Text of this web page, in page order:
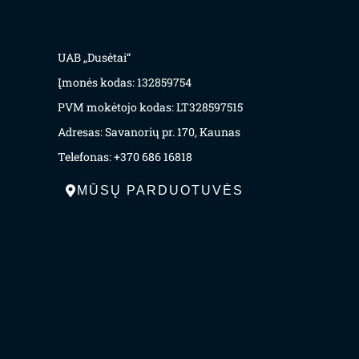
UAB „Dusėtai“
Įmonės kodas: 132859754
PVM mokėtojo kodas: LT328597515
Adresas: Savanorių pr. 170, Kaunas
Telefonas: +370 686 16818
MŪSŲ PARDUOTUVĖS